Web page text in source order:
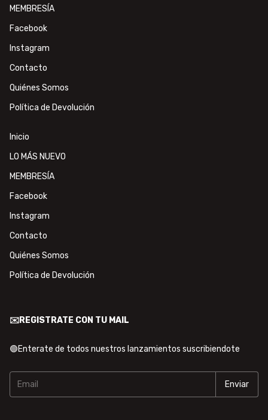
MEMBRESÍA
Facebook
Instagram
Contacto
Quiénes Somos
Política de Devolución
Inicio
LO MÁS NUEVO
MEMBRESÍA
Facebook
Instagram
Contacto
Quiénes Somos
Política de Devolución
✉️REGISTRATE CON TU MAIL
🟢Enterate de todos nuestros lanzamientos suscribiendote